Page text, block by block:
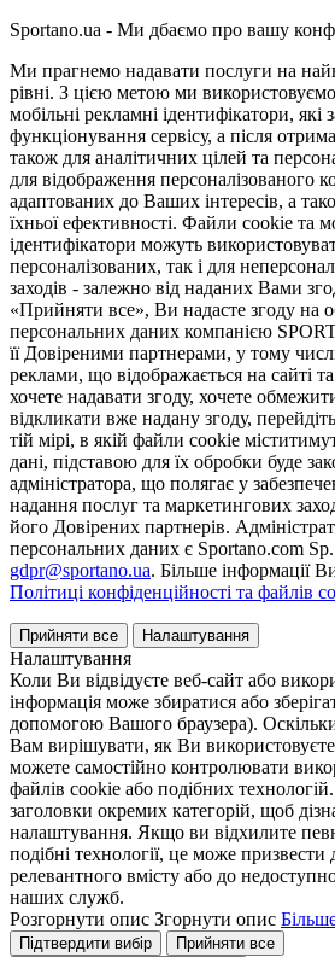
Sportano.ua - Ми дбаємо про вашу
Ми прагнемо надавати послуги на
рівні. З цією метою ми
мобільні рекламні ідентифікатори,
функціонування сервісу, а після
також для аналітичних цілей та
для відображення персоналізованого
адаптованих до Ваших інтересів, а
їхньої ефективності. Файли cookie та
ідентифікатори можуть
персоналізованих, так і для
заходів - залежно від наданих Вами
«Прийняти все», Ви надасте згоду на
персональних даних компанією
її Довіреними партнерами, у тому
реклами, що відображається на сайті
хочете надавати згоду, хочете
відкликати вже надану згоду,
тій мірі, в якій файли cookie
дані, підставою для їх обробки буде
адміністратора, що полягає у
надання послуг та маркетингових
його Довірених партнерів.
персональних даних є Sportano.com
gdpr@sportano.ua. Більше інформації
Політиці конфіденційності та файлів
Прийняти все Налаштування
Налаштування
Коли Ви відвідуєте веб-сайт або
інформація може збиратися або
допомогою Вашого браузера).
Вам вирішувати, як Ви
можете самостійно контролювати
файлів cookie або подібних
заголовки окремих категорій, щоб
налаштування. Якщо ви відхилите
подібні технології, це може
релевантного вмісту або до
наших служб.
Розгорнути опис Згорнути опис
Підтвердити вибір
Прийняти все